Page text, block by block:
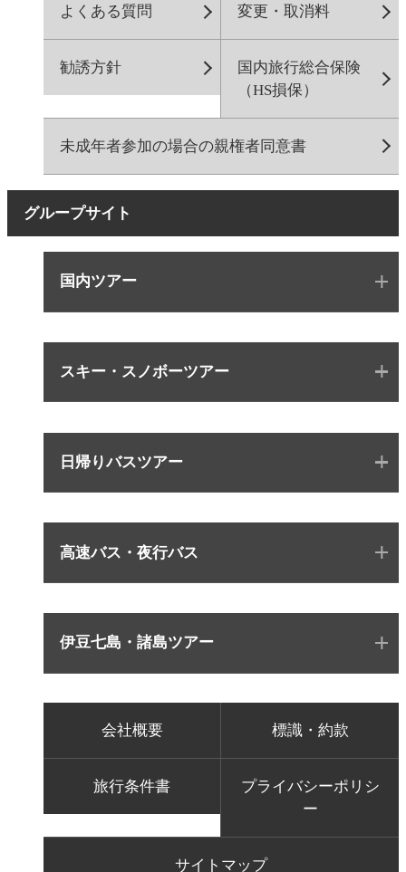
よくある質問 変更・取消料
勧誘方針
国内旅行総合保険
（HS損保）
未成年者参加の場合の親権者同意書
グループサイト
国内ツアー
スキー・スノボーツアー
日帰りバスツアー
高速バス・夜行バス
伊豆七島・諸島ツアー
会社概要 標識・約款
旅行条件書
プライバシーポリシ
ー
サイトマップ